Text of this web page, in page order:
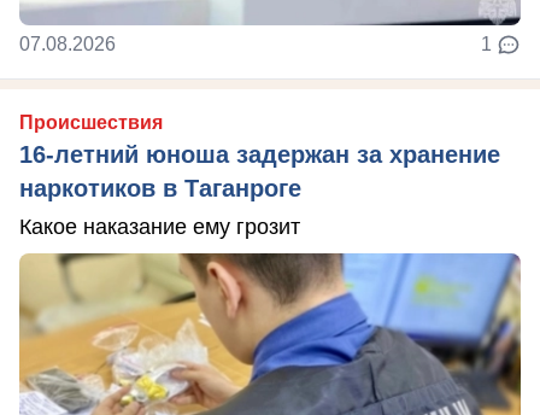
07.08.2026 1
Происшествия
16-летний юноша задержан за хранение
наркотиков в Таганроге
Какое наказание ему грозит